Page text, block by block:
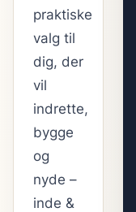
praktiske
valg til
dig, der
vil
indrette,
bygge
og
nyde –
inde &